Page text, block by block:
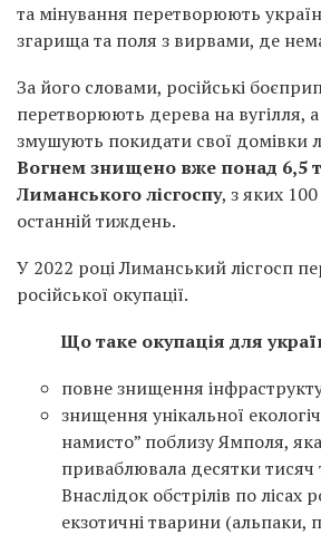
та мінування перетворюють
згарища та поля з вирвами, де
За його словами, російські
перетворюють дерева на вугілля,
змушують покидати свої домівки
Вогнем знищено вже понад 6,5
Лиманського лісгоспу, з яких
останній тиждень.
У 2022 році Лиманський лісгосп
російської окупації.
Що таке окупація для
повне знищення
знищення унікальної
намисто” поблизу Ямполя,
приваблювала десятки тисяч
Внаслідок обстрілів по лісах
екзотичні тварини (альпаки,